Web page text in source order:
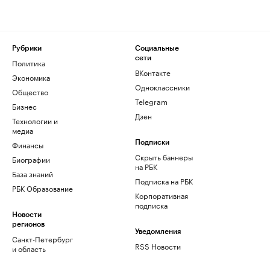
Рубрики
Политика
Экономика
Общество
Бизнес
Технологии и
медиа
Финансы
Биографии
База знаний
РБК Образование
Новости
регионов
Санкт-Петербург
и область
Социальные
сети
ВКонтакте
Одноклассники
Telegram
Дзен
Подписки
Скрыть баннеры
на РБК
Подписка на РБК
Корпоративная
подписка
Уведомления
RSS Новости